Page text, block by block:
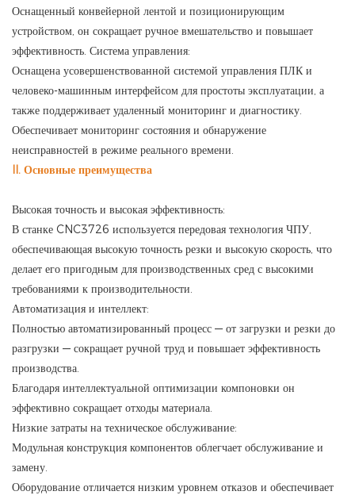
Оснащенный конвейерной лентой и позиционирующим
устройством, он сокращает ручное вмешательство и повышает
эффективность. Система управления:
Оснащена усовершенствованной системой управления ПЛК и
человеко-машинным интерфейсом для простоты эксплуатации, а
также поддерживает удаленный мониторинг и диагностику.
Обеспечивает мониторинг состояния и обнаружение
неисправностей в режиме реального времени.
II. Основные преимущества
Высокая точность и высокая эффективность:
В станке CNC3726 используется передовая технология ЧПУ,
обеспечивающая высокую точность резки и высокую скорость, что
делает его пригодным для производственных сред с высокими
требованиями к производительности.
Автоматизация и интеллект:
Полностью автоматизированный процесс — от загрузки и резки до
разгрузки — сокращает ручной труд и повышает эффективность
производства.
Благодаря интеллектуальной оптимизации компоновки он
эффективно сокращает отходы материала.
Низкие затраты на техническое обслуживание:
Модульная конструкция компонентов облегчает обслуживание и
замену.
Оборудование отличается низким уровнем отказов и обеспечивает